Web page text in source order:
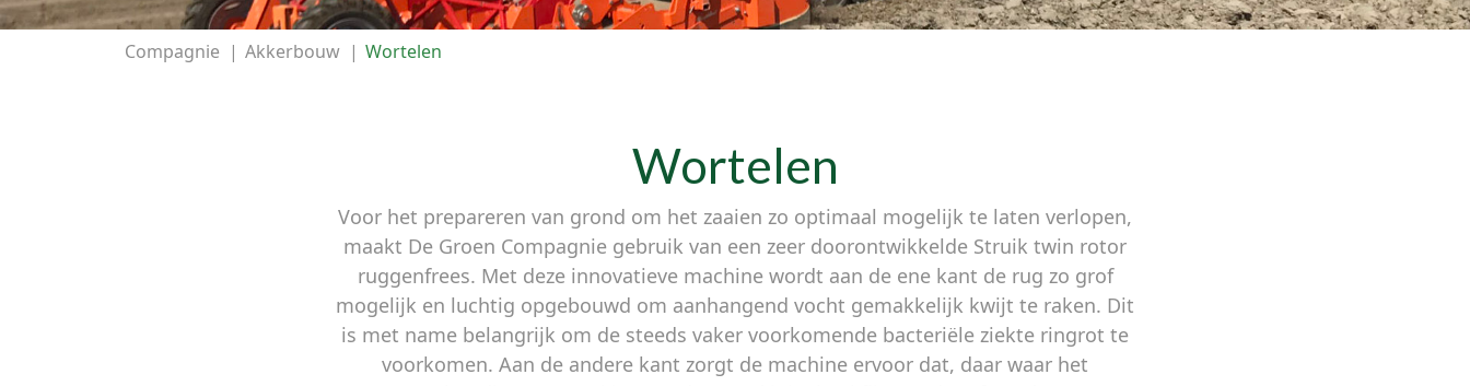
Compagnie | Akkerbouw | Wortelen
Wortelen
Voor het prepareren van grond om het zaaien zo optimaal mogelijk te laten verlopen,
maakt De Groen Compagnie gebruik van een zeer doorontwikkelde Struik twin rotor
ruggenfrees. Met deze innovatieve machine wordt aan de ene kant de rug zo grof
mogelijk en luchtig opgebouwd om aanhangend vocht gemakkelijk kwijt te raken. Dit
is met name belangrijk om de steeds vaker voorkomende bacteriële ziekte ringrot te
voorkomen. Aan de andere kant zorgt de machine ervoor dat, daar waar het